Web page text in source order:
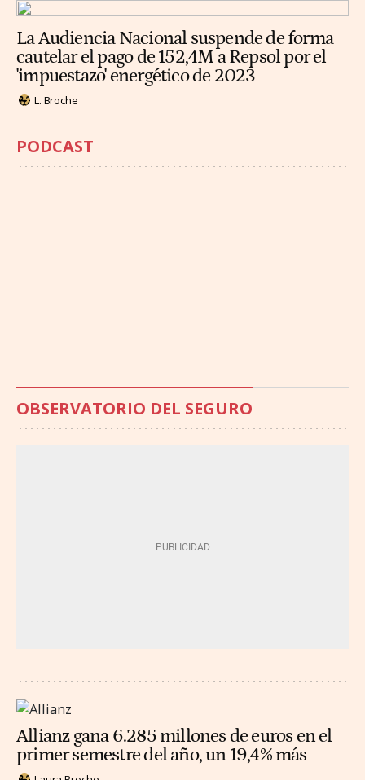
La Audiencia Nacional suspende de forma
cautelar el pago de 152,4M a Repsol por el
'impuestazo' energético de 2023
L. Broche
PODCAST
OBSERVATORIO DEL SEGURO
Allianz gana 6.285 millones de euros en el
primer semestre del año, un 19,4% más